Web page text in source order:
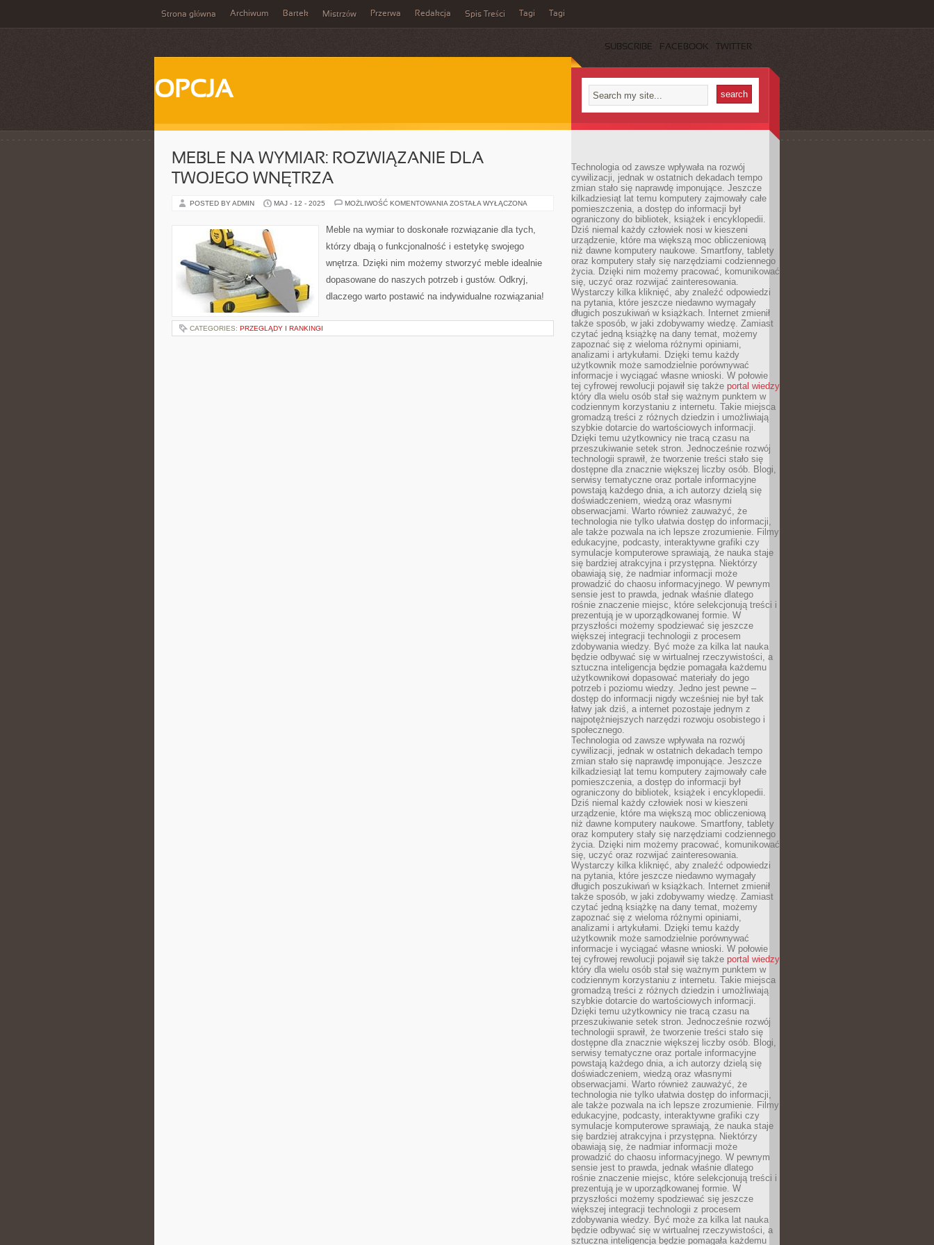
Strona główna Archiwum Bartek Mistrzów Przerwa Redakcja Spis Treści Tagi Tagi
SUBSCRIBE FACEBOOK TWITTER
OPCJA
MEBLE NA WYMIAR: ROZWIĄZANIE DLA
TWOJEGO WNĘTRZA
POSTED BY ADMIN MAJ - 12 - 2025 MOŻLIWOŚĆ KOMENTOWANIA MEBLE
ROZWIĄZANIE
DLA
WNĘTRZA
ZOSTAŁA WYŁĄCZONA
Meble na wymiar to doskonałe rozwiązanie dla tych,
którzy dbają o funkcjonalność i estetykę swojego
wnętrza. Dzięki nim możemy stworzyć meble idealnie
dopasowane do naszych potrzeb i gustów. Odkryj,
dlaczego warto postawić na indywidualne rozwiązania!
CATEGORIES: PRZEGLĄDY I RANKINGI
Technologia od zawsze wpływała na rozwój
cywilizacji, jednak w ostatnich dekadach tempo
zmian stało się naprawdę imponujące. Jeszcze
kilkadziesiąt lat temu komputery zajmowały całe
pomieszczenia, a dostęp do informacji był
ograniczony do bibliotek, książek i encyklopedii.
Dziś niemal każdy człowiek nosi w kieszeni
urządzenie, które ma większą moc obliczeniową
niż dawne komputery naukowe. Smartfony, tablety
oraz komputery stały się narzędziami codziennego
życia. Dzięki nim możemy pracować, komunikować
się, uczyć oraz rozwijać zainteresowania.
Wystarczy kilka kliknięć, aby znaleźć odpowiedzi
na pytania, które jeszcze niedawno wymagały
długich poszukiwań w książkach. Internet zmienił
także sposób, w jaki zdobywamy wiedzę. Zamiast
czytać jedną książkę na dany temat, możemy
zapoznać się z wieloma różnymi opiniami,
analizami i artykułami. Dzięki temu każdy
użytkownik może samodzielnie porównywać
informacje i wyciągać własne wnioski. W połowie
tej cyfrowej rewolucji pojawił się także portal wiedzy
który dla wielu osób stał się ważnym punktem w
codziennym korzystaniu z internetu. Takie miejsca
gromadzą treści z różnych dziedzin i umożliwiają
szybkie dotarcie do wartościowych informacji.
Dzięki temu użytkownicy nie tracą czasu na
przeszukiwanie setek stron. Jednocześnie rozwój
technologii sprawił, że tworzenie treści stało się
dostępne dla znacznie większej liczby osób. Blogi,
serwisy tematyczne oraz portale informacyjne
powstają każdego dnia, a ich autorzy dzielą się
doświadczeniem, wiedzą oraz własnymi
obserwacjami. Warto również zauważyć, że
technologia nie tylko ułatwia dostęp do informacji,
ale także pozwala na ich lepsze zrozumienie. Filmy
edukacyjne, podcasty, interaktywne grafiki czy
symulacje komputerowe sprawiają, że nauka staje
się bardziej atrakcyjna i przystępna. Niektórzy
obawiają się, że nadmiar informacji może
prowadzić do chaosu informacyjnego. W pewnym
sensie jest to prawda, jednak właśnie dlatego
rośnie znaczenie miejsc, które selekcjonują treści i
prezentują je w uporządkowanej formie. W
przyszłości możemy spodziewać się jeszcze
większej integracji technologii z procesem
zdobywania wiedzy. Być może za kilka lat nauka
będzie odbywać się w wirtualnej rzeczywistości, a
sztuczna inteligencja będzie pomagała każdemu
użytkownikowi dopasować materiały do jego
potrzeb i poziomu wiedzy. Jedno jest pewne –
dostęp do informacji nigdy wcześniej nie był tak
łatwy jak dziś, a internet pozostaje jednym z
najpotężniejszych narzędzi rozwoju osobistego i
społecznego.
Technologia od zawsze wpływała na rozwój
cywilizacji, jednak w ostatnich dekadach tempo
zmian stało się naprawdę imponujące. Jeszcze
kilkadziesiąt lat temu komputery zajmowały całe
pomieszczenia, a dostęp do informacji był
ograniczony do bibliotek, książek i encyklopedii.
Dziś niemal każdy człowiek nosi w kieszeni
urządzenie, które ma większą moc obliczeniową
niż dawne komputery naukowe. Smartfony, tablety
oraz komputery stały się narzędziami codziennego
życia. Dzięki nim możemy pracować, komunikować
się, uczyć oraz rozwijać zainteresowania.
Wystarczy kilka kliknięć, aby znaleźć odpowiedzi
na pytania, które jeszcze niedawno wymagały
długich poszukiwań w książkach. Internet zmienił
także sposób, w jaki zdobywamy wiedzę. Zamiast
czytać jedną książkę na dany temat, możemy
zapoznać się z wieloma różnymi opiniami,
analizami i artykułami. Dzięki temu każdy
użytkownik może samodzielnie porównywać
informacje i wyciągać własne wnioski. W połowie
tej cyfrowej rewolucji pojawił się także portal wiedzy
który dla wielu osób stał się ważnym punktem w
codziennym korzystaniu z internetu. Takie miejsca
gromadzą treści z różnych dziedzin i umożliwiają
szybkie dotarcie do wartościowych informacji.
Dzięki temu użytkownicy nie tracą czasu na
przeszukiwanie setek stron. Jednocześnie rozwój
technologii sprawił, że tworzenie treści stało się
dostępne dla znacznie większej liczby osób. Blogi,
serwisy tematyczne oraz portale informacyjne
powstają każdego dnia, a ich autorzy dzielą się
doświadczeniem, wiedzą oraz własnymi
obserwacjami. Warto również zauważyć, że
technologia nie tylko ułatwia dostęp do informacji,
ale także pozwala na ich lepsze zrozumienie. Filmy
edukacyjne, podcasty, interaktywne grafiki czy
symulacje komputerowe sprawiają, że nauka staje
się bardziej atrakcyjna i przystępna. Niektórzy
obawiają się, że nadmiar informacji może
prowadzić do chaosu informacyjnego. W pewnym
sensie jest to prawda, jednak właśnie dlatego
rośnie znaczenie miejsc, które selekcjonują treści i
prezentują je w uporządkowanej formie. W
przyszłości możemy spodziewać się jeszcze
większej integracji technologii z procesem
zdobywania wiedzy. Być może za kilka lat nauka
będzie odbywać się w wirtualnej rzeczywistości, a
sztuczna inteligencja będzie pomagała każdemu